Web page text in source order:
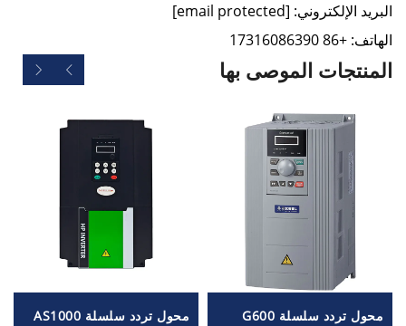
البريد الإلكتروني: [email protected]
الهاتف: +86 17316086390
المنتجات الموصى بها
محول تردد سلسلة G600 محول تردد سلسلة AS1000